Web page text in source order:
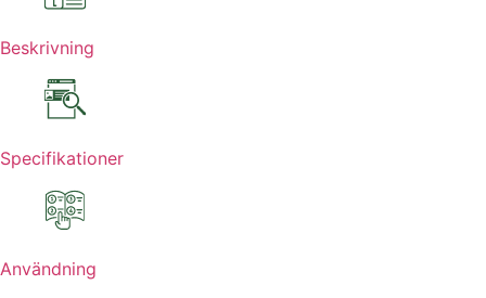
Beskrivning
Specifikationer
Användning